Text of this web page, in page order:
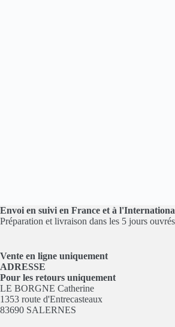
Envoi en suivi en France et à
Préparation et livraison dans les 5 jours
Vente en ligne uniquement
ADRESSE
Pour les retours uniquement
LE BORGNE Catherine
1353 route d'Entrecasteaux
83690 SALERNES